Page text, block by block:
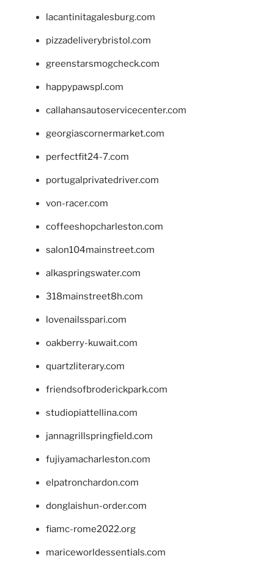
lacantinitagalesburg.com
pizzadeliverybristol.com
greenstarsmogcheck.com
happypawspl.com
callahansautoservicecenter.com
georgiascornermarket.com
perfectfit24-7.com
portugalprivatedriver.com
von-racer.com
coffeeshopcharleston.com
salon104mainstreet.com
alkaspringswater.com
318mainstreet8h.com
lovenailsspari.com
oakberry-kuwait.com
quartzliterary.com
friendsofbroderickpark.com
studiopiattellina.com
jannagrillspringfield.com
fujiyamacharleston.com
elpatronchardon.com
donglaishun-order.com
fiamc-rome2022.org
mariceworldessentials.com